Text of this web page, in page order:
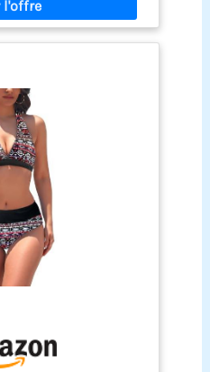
plus large de la
poitrine. Pour la taille,
taille, au-dessus de
votre nombril. Pour la
hanche, mesurez le
tour de hanches à
environ 10,2 cm sous
votre nombril. Pour le
torse, mesurez entre
vos jambes et au-
dessus de l'épaule.
Reportez-vous au
tableau des tailles à
votre Miraclesuit à la
main dans de l'eau